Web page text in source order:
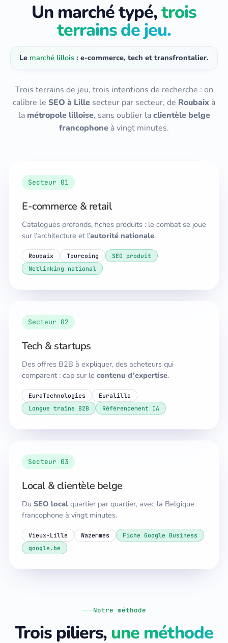
Un marché typé,trois
terrains de jeu.
Le marché lillois : e-commerce, tech et transfrontalier.
Trois terrains de jeu, trois intentions de recherche : on
calibre le SEO à Lille secteur par secteur, de Roubaix à
la métropole lilloise, sans oublier laclientèle belge
francophone à vingt minutes.
Secteur 01
E-commerce & retail
Catalogues profonds, fiches produits : le combat se joue
sur l’architecture et l’autorité nationale.
Roubaix Tourcoing
SEO produit
Netlinking national
Secteur 02
Tech & startups
Des offres B2B à expliquer, des acheteurs qui
comparent : cap sur le contenu d’expertise.
EuraTechnologies
Euralille
Longue traîne B2B
Référencement IA
Secteur 03
Local & clientèle belge
Du SEO local quartier par quartier, avec la Belgique
francophone à vingt minutes.
Vieux-Lille Wazemmes
Fiche Google Business
google.be
Notre méthode
Trois piliers,une méthode